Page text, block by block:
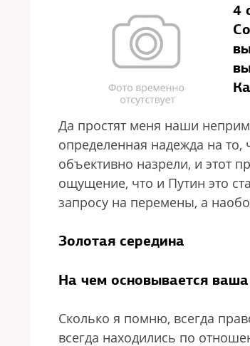
4
Да простят меня наши
определенная надежда на
объективно назрели, и этот
ощущение, что и Путин это
запросу на перемены, а
Золотая середина
На чем основывается
Сколько я помню, всегда
всегда находились по